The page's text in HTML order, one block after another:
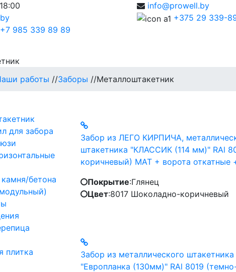
+7 985 339 89 89
info@prowell.by
+375 29 339-
работы //Заборы //Металлоштакетник
для забора
бетона
плитка
Забор из ЛЕГО КИРПИЧА,
штакетника "КЛАССИК (114 мм)" RAl
коричневый) MAT + ворота откатные
Покрытие:Глянец
Цвет:8017 Шоколадно-коричневый
Забор из металлического штакетника
"Европланка (130мм)" RAl 8019